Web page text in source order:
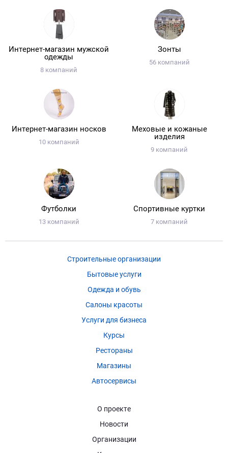
Интернет-магазин мужской
одежды
8 компаний
Зонты
56 компаний
Интернет-магазин носков
10 компаний
Меховые и кожаные
изделия
9 компаний
Футболки
13 компаний
Спортивные куртки
7 компаний
Строительные организации
Бытовые услуги
Одежда и обувь
Салоны красоты
Услуги для бизнеса
Курсы
Рестораны
Магазины
Автосервисы
О проекте
Новости
Организации